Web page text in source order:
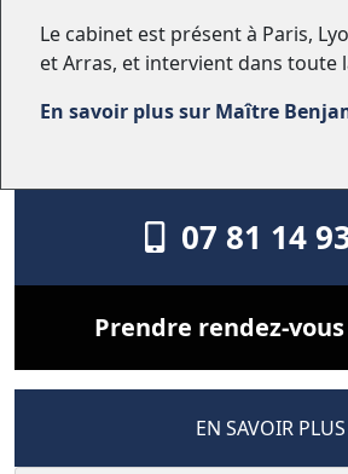
Le cabinet est présent à Paris,
et Arras, et intervient dans toute
En savoir plus sur Maître
07 81 14
Prendre rendez-
EN SAVOIR PLUS